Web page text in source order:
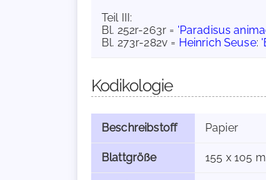
Teil III:
Bl. 252r-263r = 'Paradisus
Bl. 273r-282v = Heinrich Seuse:
Kodikologie
Beschreibstoff Papier
Blattgröße 155 x 105